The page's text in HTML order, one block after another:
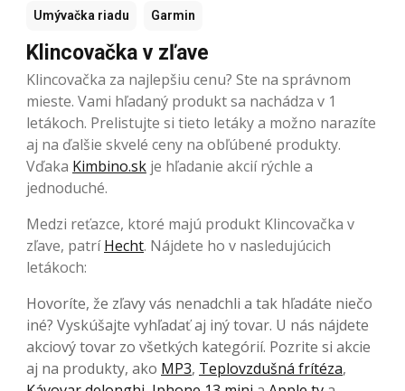
Umývačka riadu Garmin
Klincovačka v zľave
Klincovačka za najlepšiu cenu? Ste na správnom
mieste. Vami hľadaný produkt sa nachádza v 1
letákoch. Prelistujte si tieto letáky a možno narazíte
aj na ďalšie skvelé ceny na obľúbené produkty.
Vďaka Kimbino.sk je hľadanie akcií rýchle a
jednoduché.
Medzi reťazce, ktoré majú produkt Klincovačka v
zľave, patríHecht. Nájdete ho v nasledujúcich
letákoch:
Hovoríte, že zľavy vás nenadchli a tak hľadáte niečo
iné? Vyskúšajte vyhľadať aj iný tovar. U nás nájdete
akciový tovar zo všetkých kategórií. Pozrite si akcie
aj na produkty, ako MP3, Teplovzdušná frítéza,